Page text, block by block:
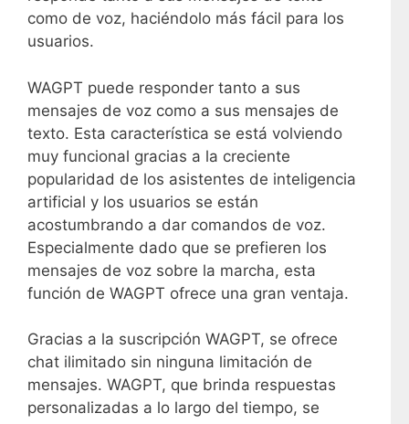
como de voz, haciéndolo más fácil para los
usuarios.
WAGPT puede responder tanto a sus
mensajes de voz como a sus mensajes de
texto. Esta característica se está volviendo
muy funcional gracias a la creciente
popularidad de los asistentes de inteligencia
artificial y los usuarios se están
acostumbrando a dar comandos de voz.
Especialmente dado que se prefieren los
mensajes de voz sobre la marcha, esta
función de WAGPT ofrece una gran ventaja.
Gracias a la suscripción WAGPT, se ofrece
chat ilimitado sin ninguna limitación de
mensajes. WAGPT, que brinda respuestas
personalizadas a lo largo del tiempo, se